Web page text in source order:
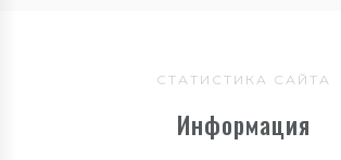
СТАТИСТИКА САЙТА
Информация